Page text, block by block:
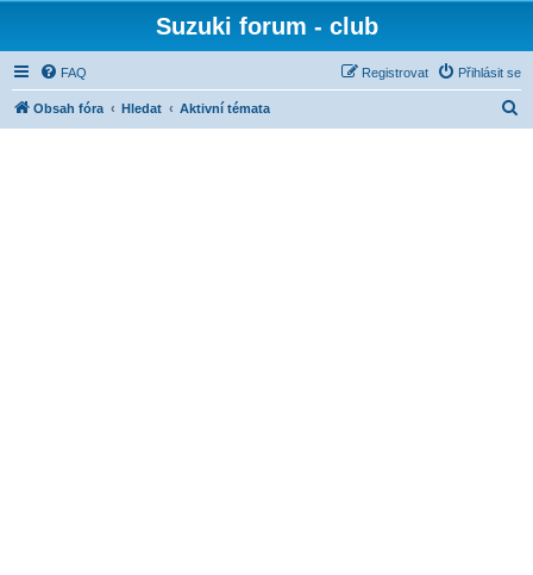
Suzuki forum - club
FAQ Přihlásit se
Registrovat
Obsah fóra Hledat Aktivní témata